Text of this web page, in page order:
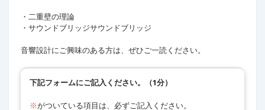
・二重壁の理論​
・サウンドブリッジサウンドブリッジ​
音響設計にご興味のある方は、ぜひご一読ください。​ ​
下記フォームにご記入ください。（1分）
※がついている項目は、必ずご記入ください。